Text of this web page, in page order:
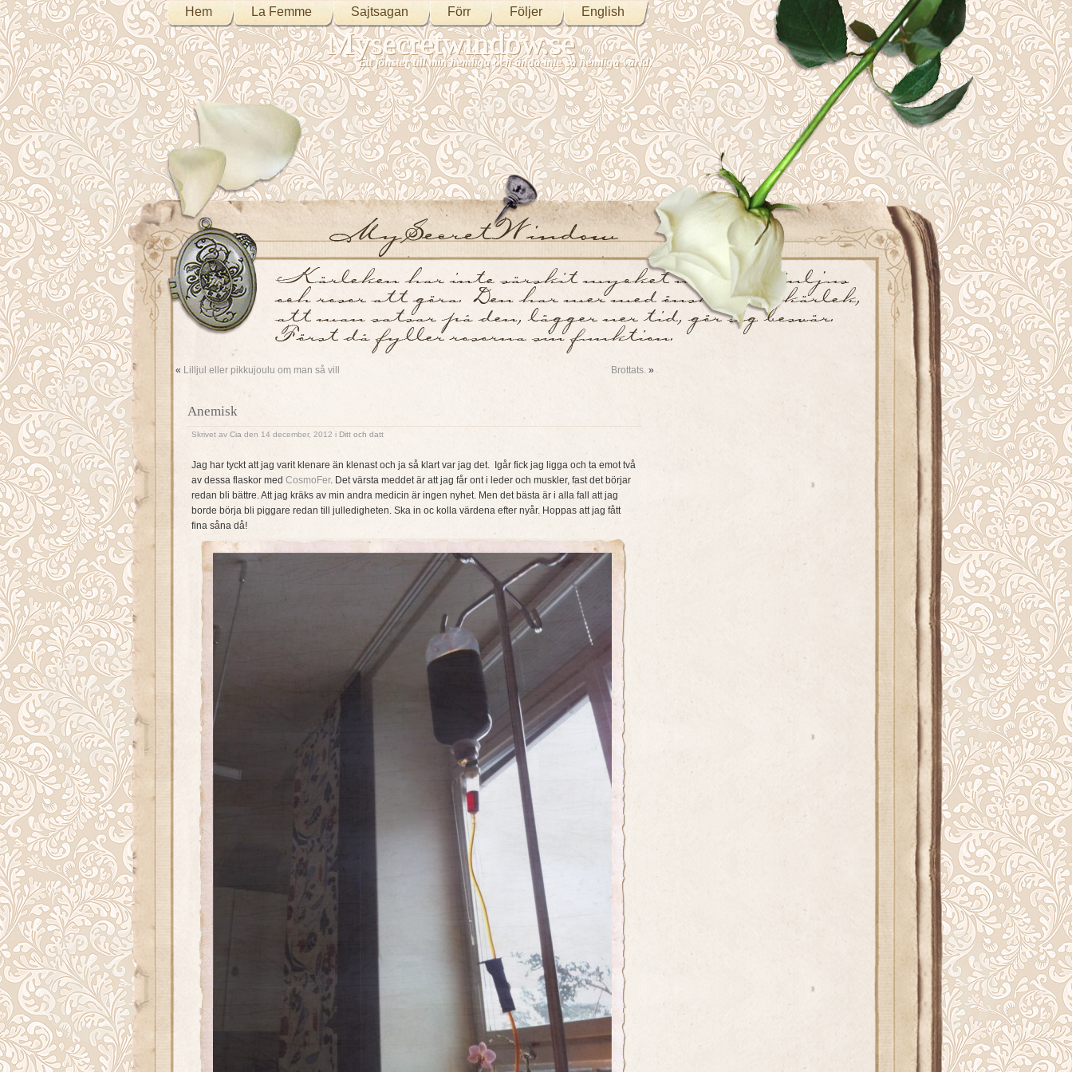
Hem La Femme Sajtsagan Förr Följer English
Mysecretwindow.se
Ett fönster till min hemliga och ändå inte så hemliga värld.
« Lilljul eller pikkujoulu om man så vill Brottats. »
Anemisk
Skrivet av Cia den 14 december, 2012 i Ditt och datt
Jag har tyckt att jag varit klenare än klenast och ja så klart var jag det. Igår fick jag ligga och ta emot två
av dessa flaskor med CosmoFer. Det värsta meddet är att jag får ont i leder och muskler, fast det börjar
redan bli bättre. Att jag kräks av min andra medicin är ingen nyhet. Men det bästa är i alla fall att jag
borde börja bli piggare redan till julledigheten. Ska in oc kolla värdena efter nyår. Hoppas att jag fått
fina såna då!